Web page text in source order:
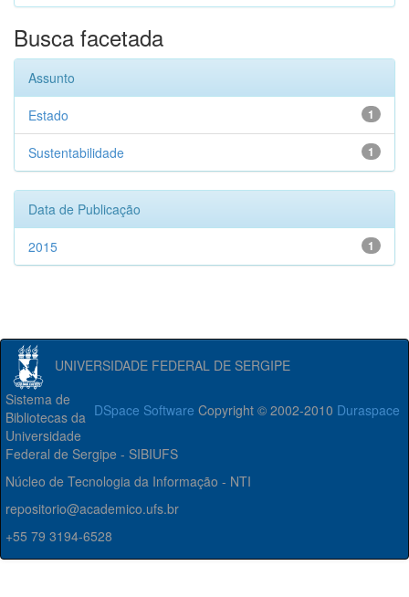
Busca facetada
Assunto
1
Estado
1
Sustentabilidade
Data de Publicação
1
2015
UNIVERSIDADE FEDERAL DE SERGIPE
DSpace Software Copyright © 2002-2010 Duraspace
Sistema de
Bibliotecas da
Universidade
Federal de Sergipe - SIBIUFS
Núcleo de Tecnologia da Informação - NTI
repositorio@academico.ufs.br
+55 79 3194-6528